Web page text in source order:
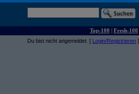
Top-100 | Fresh-100
Du bist nicht angemeldet. [ Login/Registrieren ]